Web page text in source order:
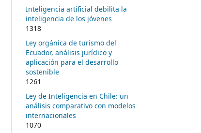
Inteligencia artificial debilita la
inteligencia de los jóvenes
1318
Ley orgánica de turismo del
Ecuador, análisis jurídico y
aplicación para el desarrollo
sostenible
1261
Ley de Inteligencia en Chile: un
análisis comparativo con modelos
internacionales
1070